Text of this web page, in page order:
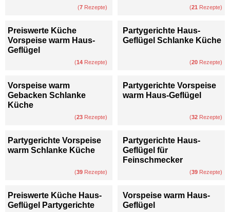
(7 Rezepte) (21 Rezepte)
Preiswerte Küche
Vorspeise warm Haus-
Geflügel
(14 Rezepte)
Partygerichte Haus-
Geflügel Schlanke Küche
(20 Rezepte)
Vorspeise warm
Gebacken Schlanke
Küche
(23 Rezepte)
Partygerichte Vorspeise
warm Haus-Geflügel
(32 Rezepte)
Partygerichte Vorspeise
warm Schlanke Küche
(39 Rezepte)
Partygerichte Haus-
Geflügel für
Feinschmecker
(39 Rezepte)
Preiswerte Küche Haus-
Geflügel Partygerichte
Vorspeise warm Haus-
Geflügel